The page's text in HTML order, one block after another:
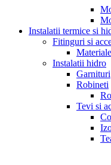
Instalatii termice si
Fitinguri si
Instalatii hidro
Garnituri
Robineti
Tevi si